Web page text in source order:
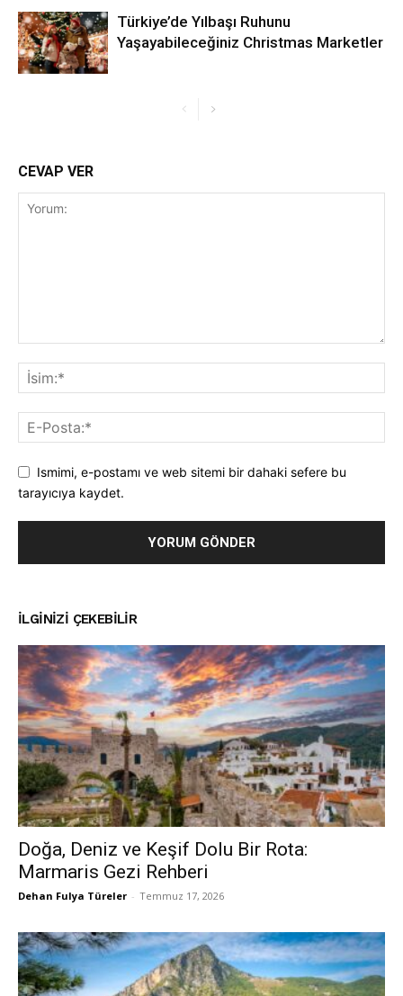
Türkiye’de Yılbaşı Ruhunu
Yaşayabileceğiniz Christmas Marketler
CEVAP VER
Ismimi, e-postamı ve web sitemi bir dahaki sefere bu
tarayıcıya kaydet.
İLGINIZI ÇEKEBILIR
Doğa, Deniz ve Keşif Dolu Bir Rota:
Marmaris Gezi Rehberi
Dehan Fulya Türeler - Temmuz 17, 2026